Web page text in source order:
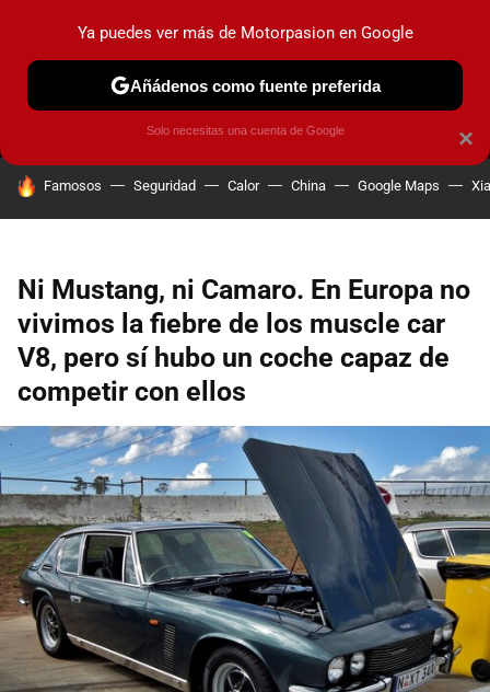
MENÚ NUEVO
COCHES ELÉCTRICOS OBSERVATORIO
HOY SE HABLA DE
Famosos Seguridad Calor China Google Maps
Ni Mustang, ni Camaro. En Europa no
vivimos la fiebre de los muscle car
V8, pero sí hubo un coche capaz de
competir con ellos
×
Ya puedes ver más de Motorpasion en Google
Añádenos como fuente preferida
Solo necesitas una cuenta de Google